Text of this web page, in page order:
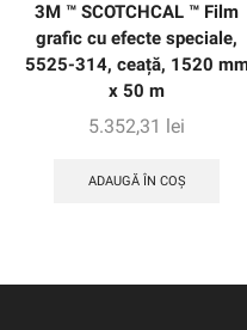
3M ™ SCOTCHCAL ™ Film
grafic cu efecte speciale,
5525-314, ceață, 1520
x 50 m
5.352,31 lei
ADAUGĂ ÎN COȘ